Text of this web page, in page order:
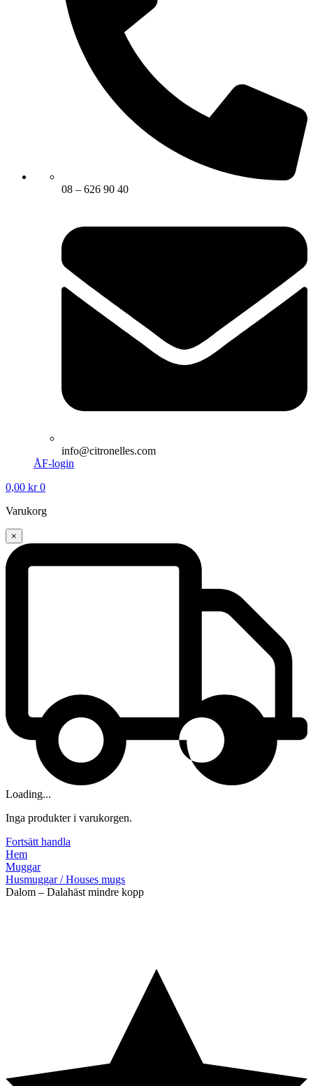
08 – 626 90 40
info@citronelles.com
ÅF-login
0,00 kr 0
Varukorg
×
Loading...
Inga produkter i varukorgen.
Fortsätt handla
Hem
Muggar
Husmuggar / Houses mugs
Dalom – Dalahäst mindre kopp